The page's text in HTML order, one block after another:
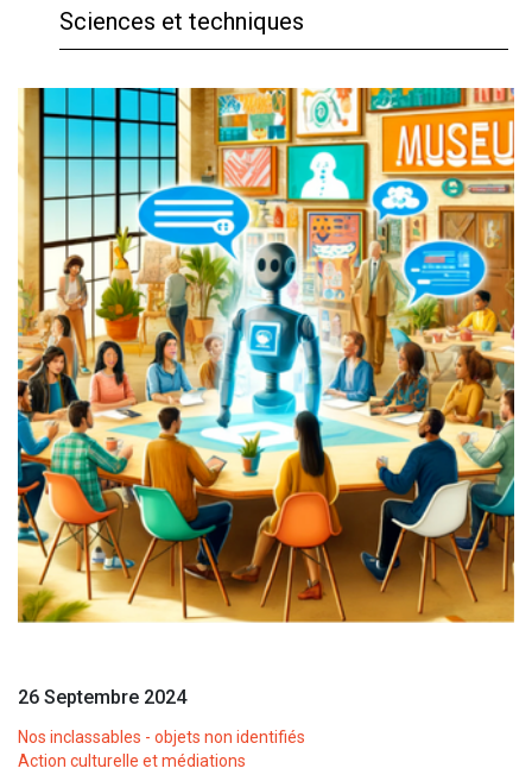
Sciences et techniques
26 Septembre 2024
Nos inclassables - objets non identifiés
Action culturelle et médiations